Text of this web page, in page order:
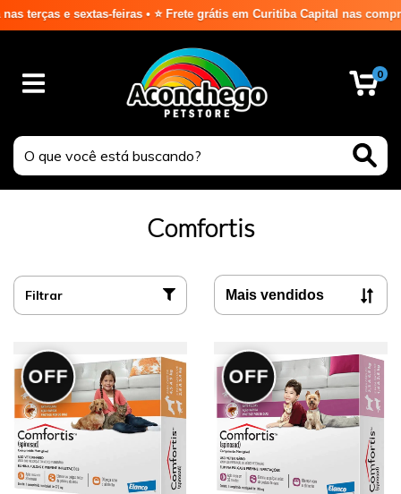
e sextas-feiras • ⭐ Frete grátis em Curitiba Capital nas compras
0
Comfortis
Filtrar
OFF OFF